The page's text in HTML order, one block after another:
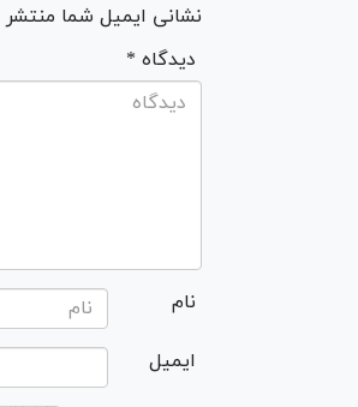
نشانی ایمیل شما
* دیدگاه
نام
ایمیل